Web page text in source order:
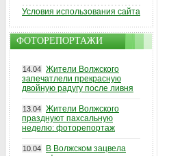
Условия использования сайта
ФОТОРЕПОРТАЖИ
14.04 Жители Волжского
запечатлели прекрасную
двойную радугу после ливня
13.04 Жители Волжского
празднуют пахсальную
неделю: фоторепортаж
10.04
В Волжском зацвела